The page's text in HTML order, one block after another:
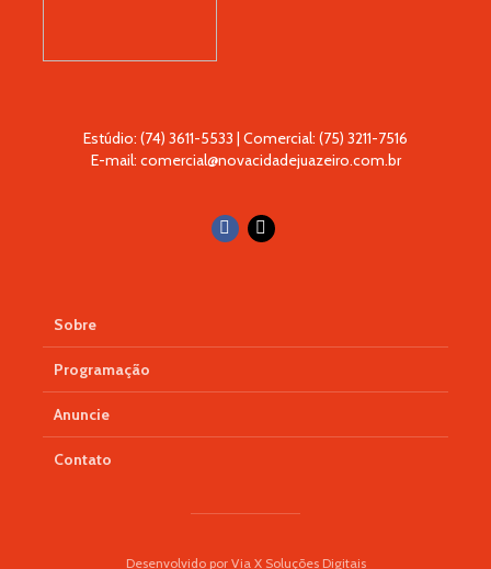
Estúdio: (74) 3611-5533 | Comercial: (75) 3211-7516
E-mail: comercial@novacidadejuazeiro.com.br
Sobre
Programação
Anuncie
Contato
Desenvolvido por Via X Soluções Digitais